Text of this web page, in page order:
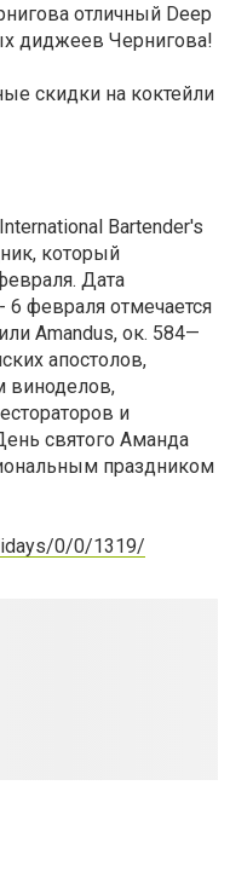
отличный Deep
диджеев Чернигова!
скидки на коктейли
Bartender's
который
Дата
6 февраля отмечается
Amandus, ок. 584—
апостолов,
виноделов,
и
святого Аманда
праздником
0/0/1319/